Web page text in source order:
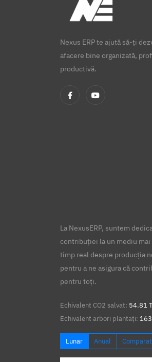
Nexus ERP te ajută să-ți
afacere bine organizată,
productivă.
La NexusERP, suntem
contribuției la un mediu
timp real despre producția
pentru a ne asigura că
pentru toți.
Echivalent CO2 salvat: 54.81
Echivalent arbori plantați:
Lunar Anual